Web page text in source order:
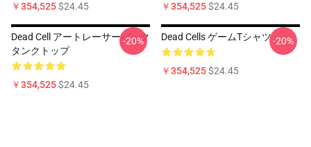
￥354,525$24.45 ￥354,525$24.45
Dead Cell アートレーサーバック
タンクトップ
￥354,525$24.45
-20% Dead Cells ゲームTシャツ
￥354,525$24.45
-20%